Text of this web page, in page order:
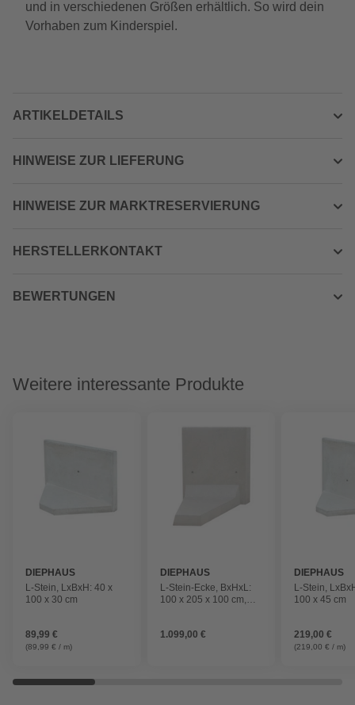
und in verschiedenen Größen erhältlich. So wird dein
Vorhaben zum Kinderspiel.
ARTIKELDETAILS
HINWEISE ZUR LIEFERUNG
HINWEISE ZUR MARKTRESERVIERUNG
HERSTELLERKONTAKT
BEWERTUNGEN
Weitere interessante Produkte
DIEPHAUS
L-Stein, LxBxH: 40 x
100 x 30 cm
89,99 €
(89,99 € / m)
DIEPHAUS
L-Stein-Ecke, BxHxL:
100 x 205 x 100 cm,
1.099,00 €
DIEPHAUS
L-Stein,
100 x 45 cm
219,00 €
(219,00 € / m)